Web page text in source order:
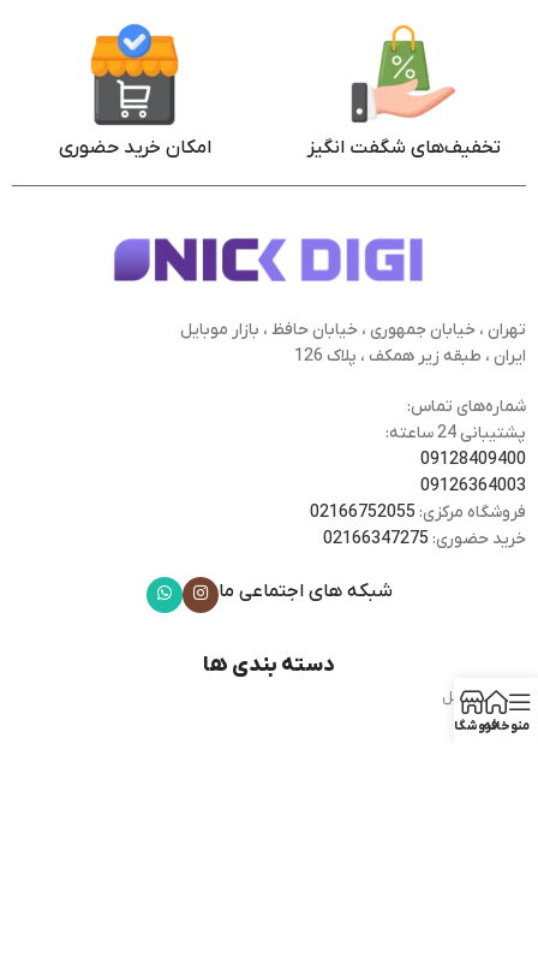
تخفیف‌های شگفت انگیز امکان خرید حضوری
تهران ، خیابان جمهوری ، خیابان حافظ ، بازار موبایل
ایران ، طبقه زیر همکف ، پلاک 126
شماره‌های تماس:
پشتیبانی 24 ساعته:
09128409400
09126364003
فروشگاه مرکزی: 02166752055
خرید حضوری: 02166347275
شبکه های اجتماعی ما
دسته بندی ها
گوشی موبایل
هدفون
منوخانهفروشگاه